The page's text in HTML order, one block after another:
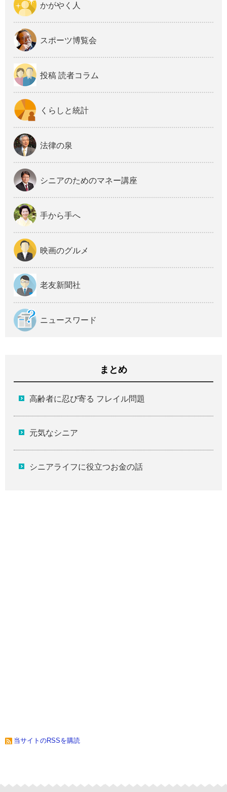
かがやく人
スポーツ博覧会
投稿 読者コラム
くらしと統計
法律の泉
シニアのためのマネー講座
手から手へ
映画のグルメ
老友新聞社
ニュースワード
まとめ
高齢者に忍び寄る フレイル問題
元気なシニア
シニアライフに役立つお金の話
当サイトのRSSを購読